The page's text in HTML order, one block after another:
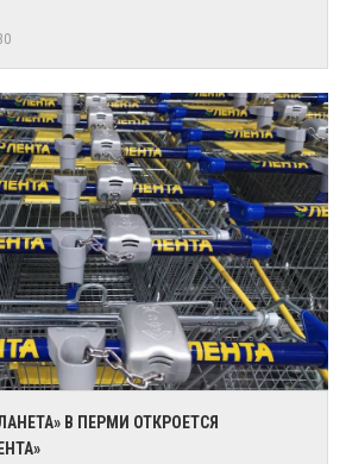
В ПЕРМИ ОТКРОЕТСЯ